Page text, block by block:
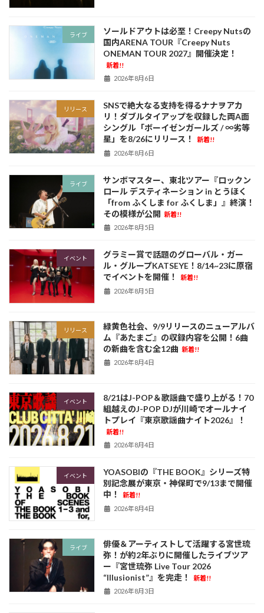
ライブ
ソールドアウトは必至！Creepy Nutsの
国内ARENA TOUR『Creepy Nuts
ONEMAN TOUR 2027』開催決定！
新着!!
2026年8月6日
リリース
SNSで絶大なる支持を得るナナヲアカ
リ！ダブルタイアップを収録した両A面
シングル「ボーイゼンガールズ / ∞劣等
星」を8/26にリリース！
新着!!
2026年8月6日
ライブ
サンボマスター、東北ツアー『ロックン
ロール デスティネーション in とうほく
「from ふくしま for ふくしま」』終演！
その模様が公開 新着!!
2026年8月5日
イベント
グラミー賞で話題のグローバル・ガー
ル・グループKATSEYE！8/14~23に原宿
でイベントを開催！
新着!!
2026年8月5日
リリース
緑黄色社会、9/9リリースのニューアルバ
ム『あたまご』の収録内容を公開！6曲
の新曲を含む全12曲 新着!!
2026年8月4日
イベント
8/21はJ-POP＆歌謡曲で盛り上がる！70
組越えのJ-POP DJが川崎でオールナイ
トプレイ『東京歌謡曲ナイト2026』！
新着!!
2026年8月4日
イベント
YOASOBIの『THE BOOK』シリーズ特
別記念展が東京・神保町で9/13まで開催
中！
新着!!
2026年8月4日
ライブ
俳優＆アーティストして活躍する宮世琉
弥！が約2年ぶりに開催したライブツア
ー『宮世琉弥 Live Tour 2026
“Illusionist”』を完走！
新着!!
2026年8月3日